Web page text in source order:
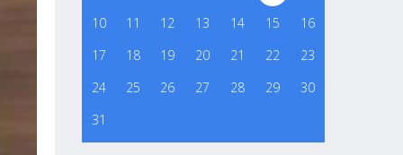
10
11 12 13 14 15
16
17
18 19 20 21 22
23
24
25 26 27 28 29
30
31